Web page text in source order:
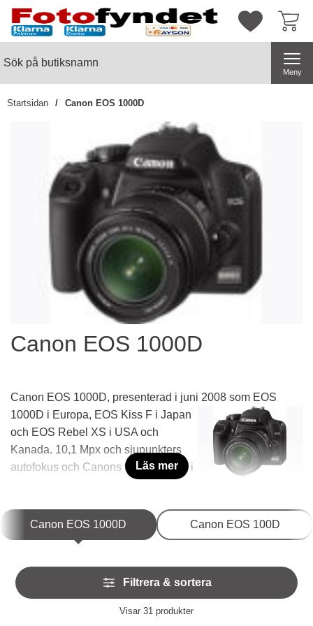
Startsidan för butiksnamn
Mina
Meny
Startsidan Canon EOS 1000D
Canon EOS 1000D
Läs mer
Canon EOS 1000D, presenterad i juni 2008 som EOS
1000D i Europa, EOS Kiss F i Japan
och EOS Rebel XS i USA och
Kanada. 10,1 Mpx och sjupunkters
autofokus och Canons första modell i
Underkategorier
Canon EOS 1000D Canon EOS 100D
Hoppa
över
filtersektionen
Filtrera & sortera
Filtrera & sortera
Visar 31 produkter